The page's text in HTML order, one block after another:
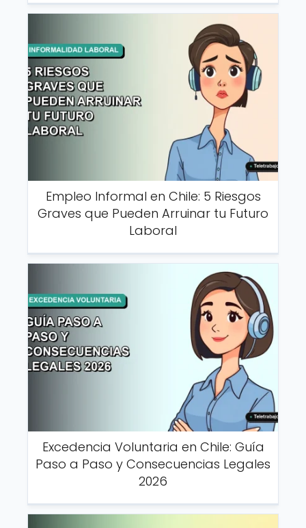
Empleo Informal en Chile: 5 Riesgos
Graves que Pueden Arruinar tu Futuro
Laboral
Excedencia Voluntaria en Chile: Guía
Paso a Paso y Consecuencias Legales
2026